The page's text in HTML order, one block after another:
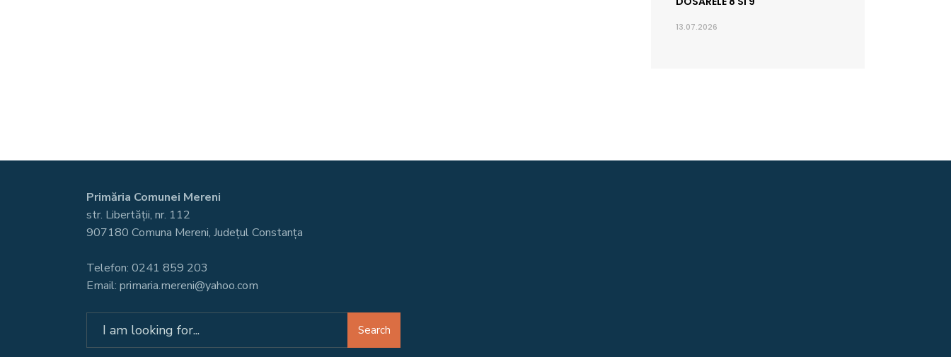
13.07.2026
Primăria Comunei Mereni
str. Libertății, nr. 112
907180 Comuna Mereni, Județul Constanța
Telefon: 0241 859 203
Email: primaria.mereni@yahoo.com
Search